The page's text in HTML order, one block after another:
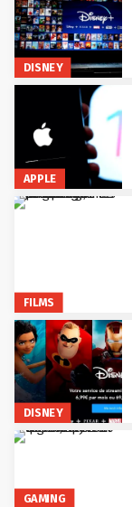
DISNEY
APPLE
FILMS
DISNEY
GAMING